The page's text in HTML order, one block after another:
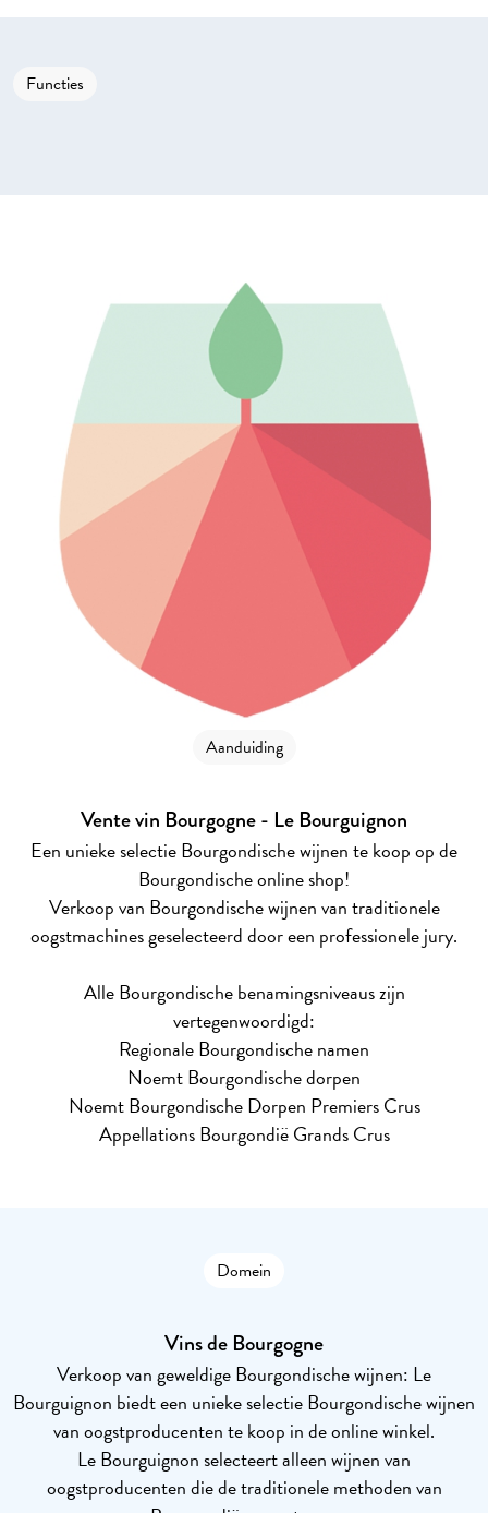
Functies
Aanduiding
Vente vin Bourgogne - Le Bourguignon
Een unieke selectie Bourgondische wijnen te koop op de
Bourgondische online shop!
Verkoop van Bourgondische wijnen van traditionele
oogstmachines geselecteerd door een professionele jury.
Alle Bourgondische benamingsniveaus zijn
vertegenwoordigd:
Regionale Bourgondische namen
Noemt Bourgondische dorpen
Noemt Bourgondische Dorpen Premiers Crus
Appellations Bourgondië Grands Crus
Domein
Vins de Bourgogne
Verkoop van geweldige Bourgondische wijnen: Le
Bourguignon biedt een unieke selectie Bourgondische wijnen
van oogstproducenten te koop in de online winkel.
Le Bourguignon selecteert alleen wijnen van
oogstproducenten die de traditionele methoden van